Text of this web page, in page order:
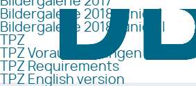
Bildergalerie 2018 Junior I
Bildergalerie 2018 Junior II
TPZ
TPZ Voraussetzungen
TPZ Requirements
TPZ English version